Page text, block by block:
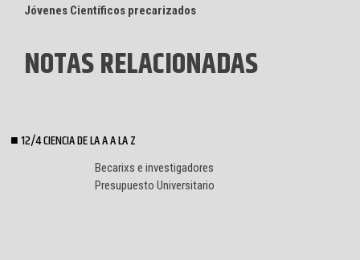
Jóvenes Científicos precarizados
NOTAS RELACIONADAS
12/4 CIENCIA DE LA A A LA Z
Becarixs e investigadores
Presupuesto Universitario